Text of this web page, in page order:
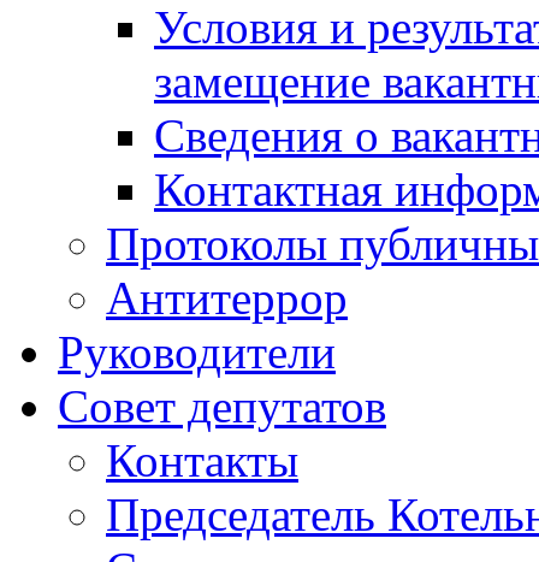
Условия и
замещение
Сведения о
Контактная
Протоколы
Антитеррор
Руководители
Совет депутатов
Контакты
Председатель